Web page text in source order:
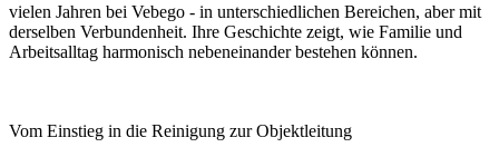
vielen Jahren bei Vebego - in unterschiedlichen Bereichen, aber mit
derselben Verbundenheit. Ihre Geschichte zeigt, wie Familie und
Arbeitsalltag harmonisch nebeneinander bestehen können.
Vom Einstieg in die Reinigung zur Objektleitung